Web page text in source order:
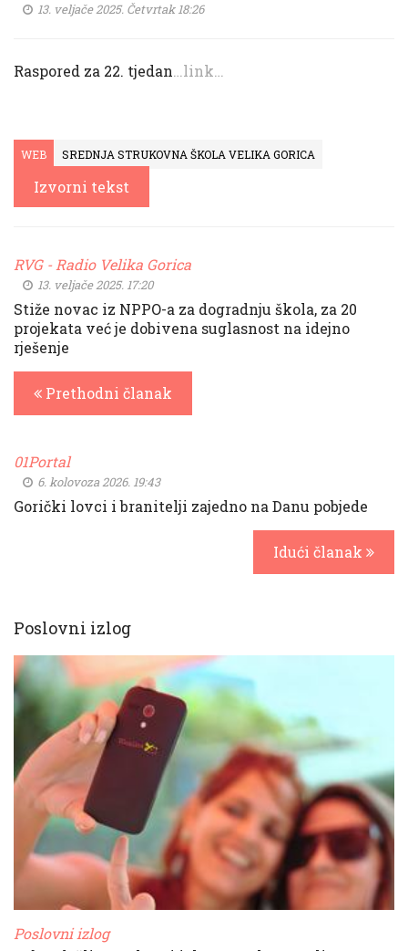
13. veljače 2025. Četvrtak 18:26
Raspored za 22. tjedan …link…
WEB SREDNJA STRUKOVNA ŠKOLA VELIKA GORICA
Izvorni tekst
RVG - Radio Velika Gorica
13. veljače 2025. 17:20
Stiže novac iz NPPO-a za dogradnju škola, za 20
projekata već je dobivena suglasnost na idejno
rješenje
Prethodni članak
01Portal
6. kolovoza 2026. 19:43
Gorički lovci i branitelji zajedno na Danu pobjede
Idući članak
Poslovni izlog
Poslovni izlog